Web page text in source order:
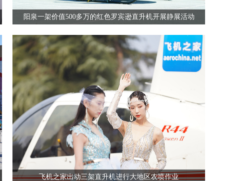
阳泉一架价值500多万的红色罗宾逊直升机开展静展活动
全国飞行热线
13210535852
飞机之家出动三架直升机进行大地区农喷作业